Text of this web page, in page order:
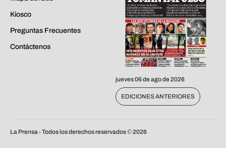
Kiosco
Preguntas Frecuentes
Contáctenos
jueves 06 de ago de 2026
EDICIONES ANTERIORES
La Prensa - Todos los derechos reservados ©2026